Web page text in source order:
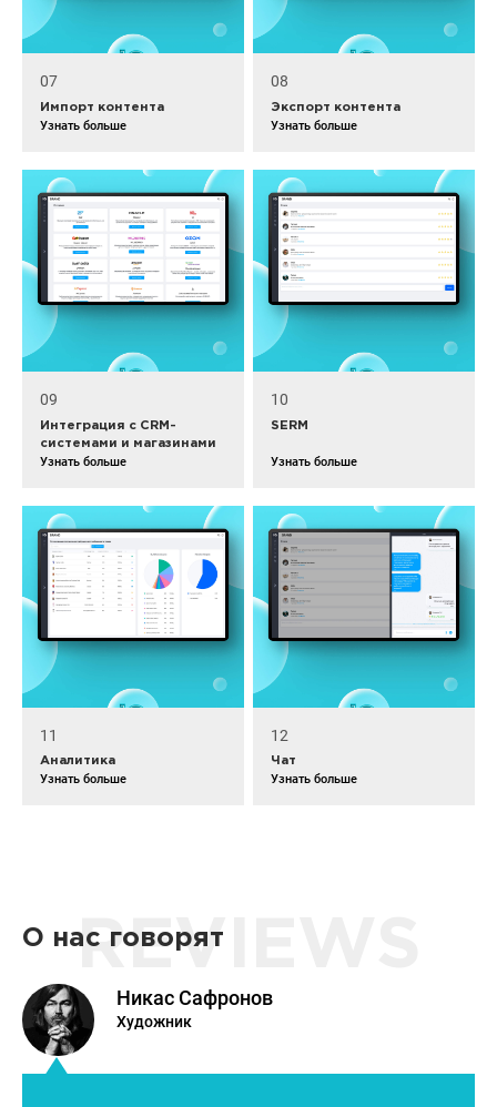
07
Импорт контента
Узнать больше
08
Экспорт контента
Узнать больше
09
Интеграция с CRM-
системами и магазинами
Узнать больше
10
SERM
Узнать больше
11
Аналитика
Узнать больше
12
Чат
Узнать больше
REVIEWS
О нас говорят
Никас Сафронов
Художник